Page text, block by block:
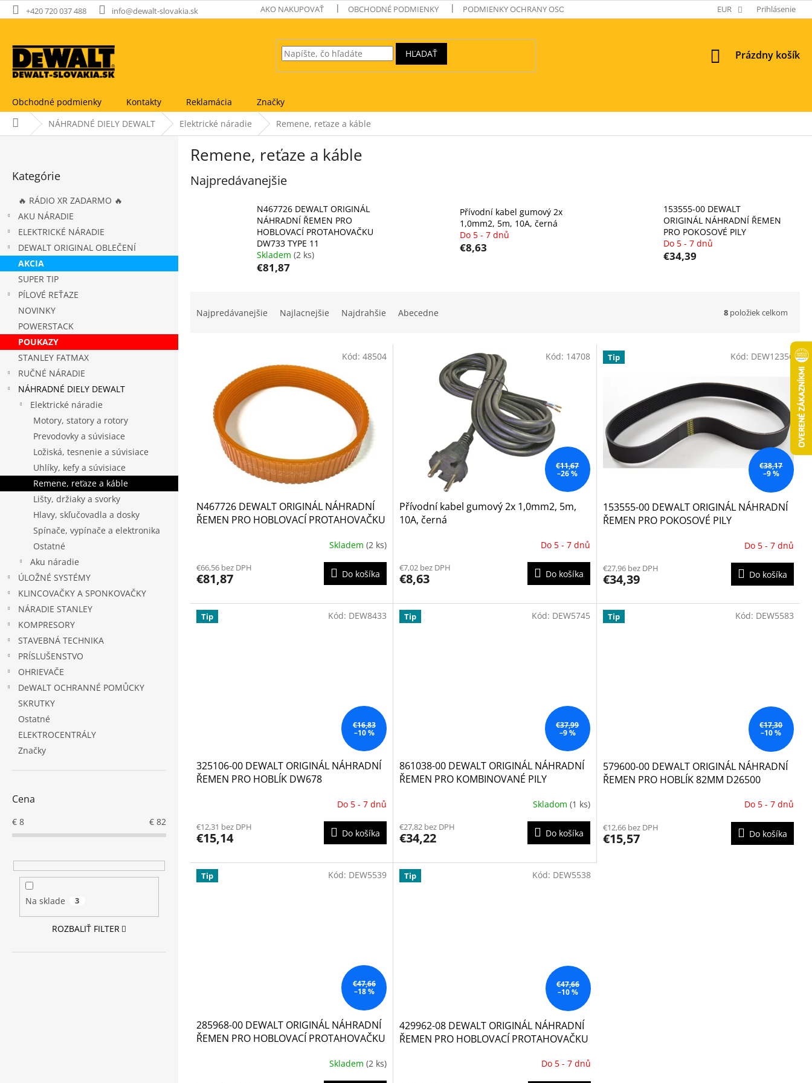
Prejsť
na
+420 720 037 488 info@dewalt-slovakia.sk AKO NAKUPOVAŤ OBCHODNÉ PODMIENKY PODMIENKY OCHRANY OSOBNÝCH ÚDAJOV EUR Prihlásenie
HĽADAŤ
NÁKUPNÝ
Prázdny košík
Obchodné podmienky Kontakty Reklamácia
Značky
DomovNÁHRADNÉ DIELY DEWALT Elektrické náradie Remene, reťaze a káble
kategórie
Kategórie
🔥 RÁDIO XR ZADARMO 🔥
AKU NÁRADIE
ELEKTRICKÉ NÁRADIE
DEWALT ORIGINAL OBLEČENÍ
AKCIA
SUPER TIP
PÍLOVÉ REŤAZE
NOVINKY
POWERSTACK
POUKAZY
STANLEY FATMAX
RUČNÉ NÁRADIE
NÁHRADNÉ DIELY DEWALT
Elektrické náradie
Motory, statory a rotory
Prevodovky a súvisiace
Ložiská, tesnenie a súvisiace
Uhlíky, kefy a súvisiace
Remene, reťaze a káble
Lišty, držiaky a svorky
Hlavy, skľučovadla a dosky
Spínače, vypínače a elektronika
Ostatné
Aku náradie
ÚLOŽNÉ SYSTÉMY
KLINCOVAČKY A SPONKOVAČKY
NÁRADIE STANLEY
KOMPRESORY
STAVEBNÁ TECHNIKA
PRÍSLUŠENSTVO
OHRIEVAČE
DeWALT OCHRANNÉ POMŮCKY
SKRUTKY
Ostatné
ELEKTROCENTRÁLY
Značky
Cena
€ 8 € 82
Na sklade 3
ROZBALIŤ FILTER
Remene, reťaze a káble
Najpredávanejšie
N467726 DEWALT ORIGINÁL
NÁHRADNÍ ŘEMEN PRO
HOBLOVACÍ PROTAHOVAČKU
DW733 TYPE 11
Skladem (2 ks)
€81,87
Přívodní kabel gumový 2x
1,0mm2, 5m, 10A, černá
Do 5 - 7 dnů
€8,63
153555-00 DEWALT
ORIGINÁL NÁHRADNÍ ŘEMEN
PRO POKOSOVÉ PILY
Do 5 - 7 dnů
€34,39
Najpredávanejšie Najlacnejšie Najdrahšie Abecedne 8 položiek celkom
N467726 DEWALT ORIGINÁL NÁHRADNÍ
ŘEMEN PRO HOBLOVACÍ PROTAHOVAČKU
Skladem(2 ks)
€66,56 bez DPH
€81,87 Do košíka
Kód:48504
€11,67
–26 %
Přívodní kabel gumový 2x 1,0mm2, 5m,
10A, černá
Do 5 - 7 dnů
€7,02 bez DPH
€8,63 Do košíka
Kód: 14708 Tip
€38,17
–9 %
153555-00 DEWALT ORIGINÁL NÁHRADNÍ
ŘEMEN PRO POKOSOVÉ PILY
Do 5 - 7 dnů
€27,96 bez DPH
€34,39 Do košíka
Kód: DEW12356
Tip
€16,83
–10 %
325106-00 DEWALT ORIGINÁL NÁHRADNÍ
ŘEMEN PRO HOBLÍK DW678
Do 5 - 7 dnů
€12,31 bez DPH
€15,14 Do košíka
Kód: DEW8433 Tip
€37,99
–9 %
861038-00 DEWALT ORIGINÁL NÁHRADNÍ
ŘEMEN PRO KOMBINOVANÉ PILY
Skladom (1 ks)
€27,82 bez DPH
€34,22 Do košíka
Kód: DEW5745 Tip
€17,30
–10 %
579600-00 DEWALT ORIGINÁL NÁHRADNÍ
ŘEMEN PRO HOBLÍK 82MM D26500
Do 5 - 7 dnů
€12,66 bez DPH
€15,57 Do košíka
Kód: DEW5583
Tip
€47,66
–18 %
285968-00 DEWALT ORIGINÁL NÁHRADNÍ
ŘEMEN PRO HOBLOVACÍ PROTAHOVAČKU
Skladem(2 ks)
Kód: DEW5539 Tip
€47,66
–10 %
429962-08 DEWALT ORIGINÁL NÁHRADNÍ
ŘEMEN PRO HOBLOVACÍ PROTAHOVAČKU
Do 5 - 7 dnů
Kód: DEW5538